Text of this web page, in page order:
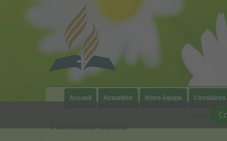
Accueil Actualités Notre équipe
Circulaires
Fiambenana maraina